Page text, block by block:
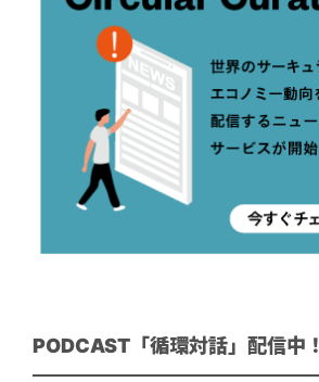
PODCAST「循環対話」配信中！